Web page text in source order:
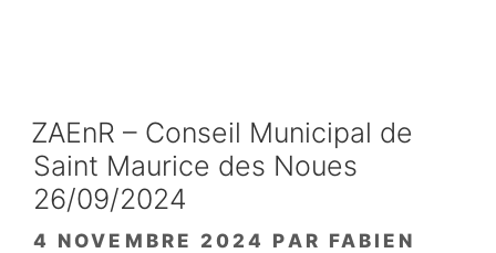
ZAEnR – Conseil Municipal de
Saint Maurice des Noues
26/09/2024
4 NOVEMBRE 2024 PAR FABIEN